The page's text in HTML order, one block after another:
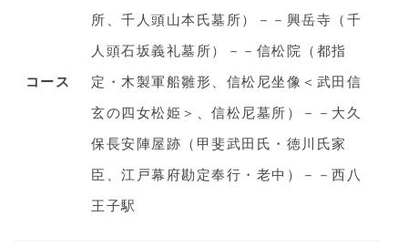
コース
所、千人頭山本氏墓所）－－興岳寺（千
人頭石坂義礼墓所）－－信松院（都指
定・木製軍船雛形、信松尼坐像＜武田信
玄の四女松姫＞、信松尼墓所）－－大久
保長安陣屋跡（甲斐武田氏・徳川氏家
臣、江戸幕府勘定奉行・老中）－－西八
王子駅